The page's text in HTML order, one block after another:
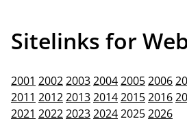
Sitelinks for
2001 20022003200420052006
2011 20122013201420152016
2021 20222023202420252026